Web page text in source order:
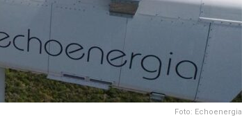
Foto: Echoenergia